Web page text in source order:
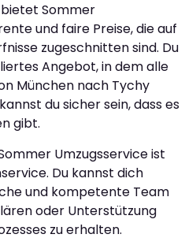
Sommer
und faire Preise, die auf
zugeschnitten sind. Du
Angebot, in dem alle
München nach Tychy
du sicher sein, dass es
gibt.
Umzugsservice ist
Du kannst dich
und kompetente Team
oder Unterstützung
zu erhalten.